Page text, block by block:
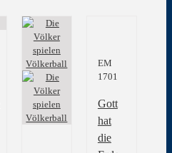
EM
1701
Gott
hat
die